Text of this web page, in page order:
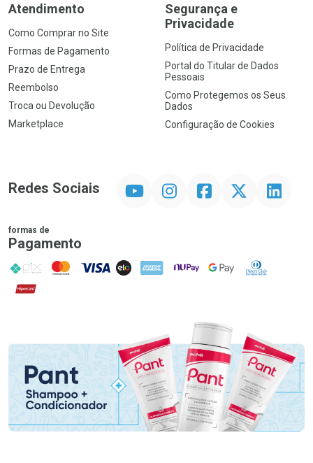
Atendimento
Como Comprar no Site
Formas de Pagamento
Prazo de Entrega
Reembolso
Troca ou Devolução
Marketplace
Segurança e
Privacidade
Política de Privacidade
Portal do Titular de Dados
Pessoais
Como Protegemos os Seus
Dados
Configuração de Cookies
Redes Sociais InstagramFacebookTwitter Linkedin
formas de
Pagamento
PIX MasterCard
VISA ELO AMEX NuPay Google PayDiners Club
Hipercard